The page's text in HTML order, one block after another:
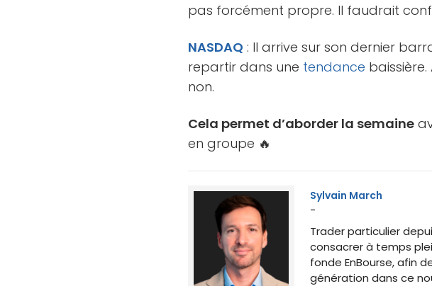
pas forcément propre. Il faudrait
NASDAQ : Il arrive sur son dernier
repartir dans une tendance
non.
Cela permet d’aborder la semaine
en groupe 🔥
Sylvain March
-
Trader particulier
consacrer à temps
fonde EnBourse, afin
génération dans ce